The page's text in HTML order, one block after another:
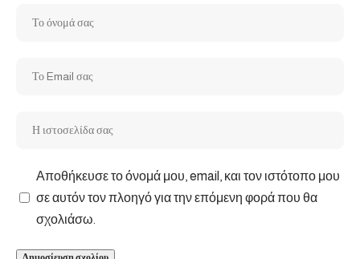
Αποθήκευσε το όνομά μου, email, και τον ιστότοπο μου
σε αυτόν τον πλοηγό για την επόμενη φορά που θα
σχολιάσω.